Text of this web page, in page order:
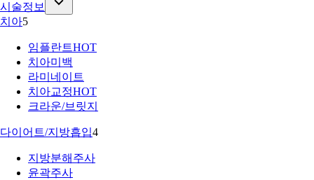
시술정보
치아5
임플란트HOT
치아미백
라미네이트
치아교정HOT
크라운/브릿지
다이어트/지방흡입4
지방분해주사
윤곽주사